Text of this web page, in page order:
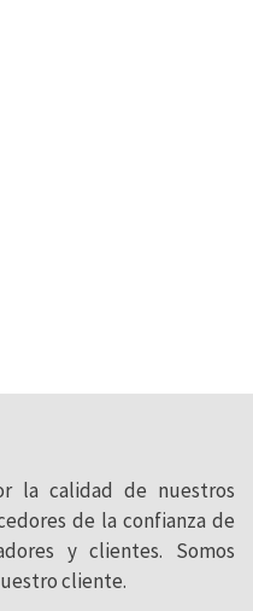
CUPA PIZARRAS se
de sus procesos
constructivas
por un claro
consumo energético y
la calidad de nuestros
de la confianza de
y clientes. Somos
cliente.